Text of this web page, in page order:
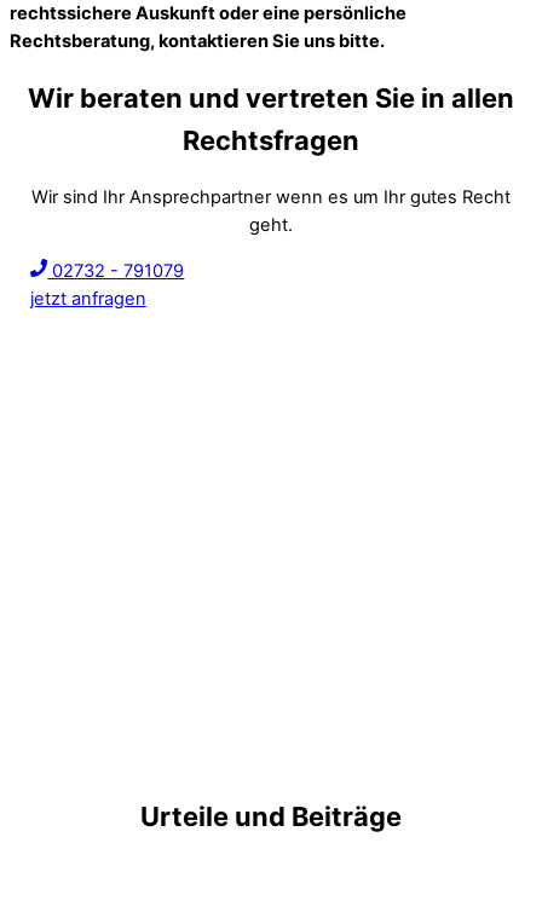
rechtssichere Auskunft oder eine persönliche
Rechtsberatung, kontaktieren Sie uns bitte.
Wir beraten und vertreten Sie in allen
Rechtsfragen
Wir sind Ihr Ansprechpartner wenn es um Ihr gutes Recht
geht.
02732 - 791079
jetzt anfragen
Urteile und Beiträge